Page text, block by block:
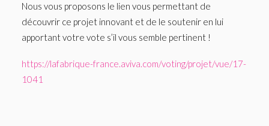
Nous vous proposons le lien vous permettant de
découvrir ce projet innovant et de le soutenir en lui
apportant votre vote s’il vous semble pertinent !
https://lafabrique-france.aviva.com/voting/projet/vue/17-
1041